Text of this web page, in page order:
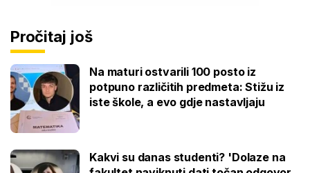
Pročitaj još
Na maturi ostvarili 100 posto iz
potpuno različitih predmeta: Stižu iz
iste škole, a evo gdje nastavljaju
Kakvi su danas studenti? 'Dolaze na